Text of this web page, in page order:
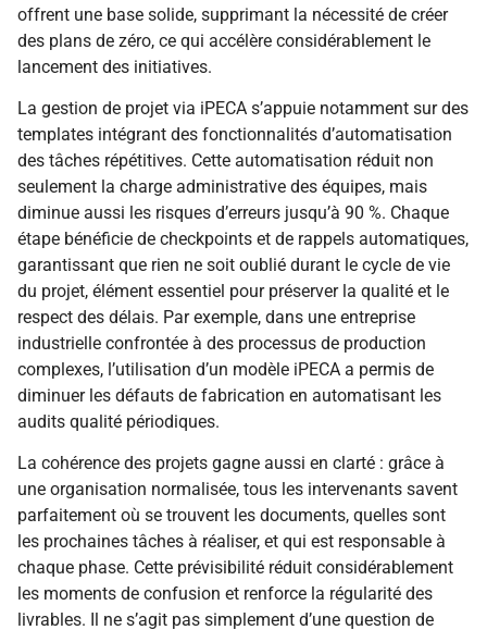
offrent une base solide, supprimant la nécessité de créer
des plans de zéro, ce qui accélère considérablement le
lancement des initiatives.
La gestion de projet via iPECA s’appuie notamment sur des
templates intégrant des fonctionnalités d’automatisation
des tâches répétitives. Cette automatisation réduit non
seulement la charge administrative des équipes, mais
diminue aussi les risques d’erreurs jusqu’à 90 %. Chaque
étape bénéficie de checkpoints et de rappels automatiques,
garantissant que rien ne soit oublié durant le cycle de vie
du projet, élément essentiel pour préserver la qualité et le
respect des délais. Par exemple, dans une entreprise
industrielle confrontée à des processus de production
complexes, l’utilisation d’un modèle iPECA a permis de
diminuer les défauts de fabrication en automatisant les
audits qualité périodiques.
La cohérence des projets gagne aussi en clarté : grâce à
une organisation normalisée, tous les intervenants savent
parfaitement où se trouvent les documents, quelles sont
les prochaines tâches à réaliser, et qui est responsable à
chaque phase. Cette prévisibilité réduit considérablement
les moments de confusion et renforce la régularité des
livrables. Il ne s’agit pas simplement d’une question de